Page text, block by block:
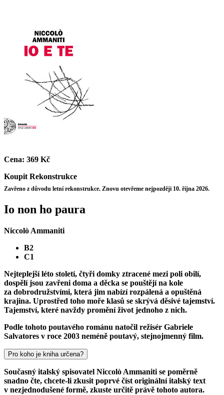
Cena: 369 Kč
Koupit Rekonstrukce
Zavřeno z důvodu letní rekonstrukce. Znovu otevřeme nejpozději 10. října 2026.
Io non ho paura
Niccolò Ammaniti
B2
C1
Nejteplejší léto století, čtyři domky ztracené mezi poli obilí,
dospělí jsou zavřeni doma a děcka se pouštějí na kole
za dobrodružstvími, která jim nabízí rozpálená a opuštěná
krajina. Uprostřed toho moře klasů se skrývá děsivé tajemství.
Tajemství, které navždy promění život jednoho z nich.
Podle tohoto poutavého románu natočil režisér Gabriele
Salvatores v roce 2003 neméně poutavý, stejnojmenný film.
Pro koho je kniha určena?
Současný italský spisovatel Niccolò Ammaniti se poměrně
snadno čte, chcete-li zkusit poprvé číst originální italský text
v nezjednodušené formě, zkuste určitě právě tohoto autora.